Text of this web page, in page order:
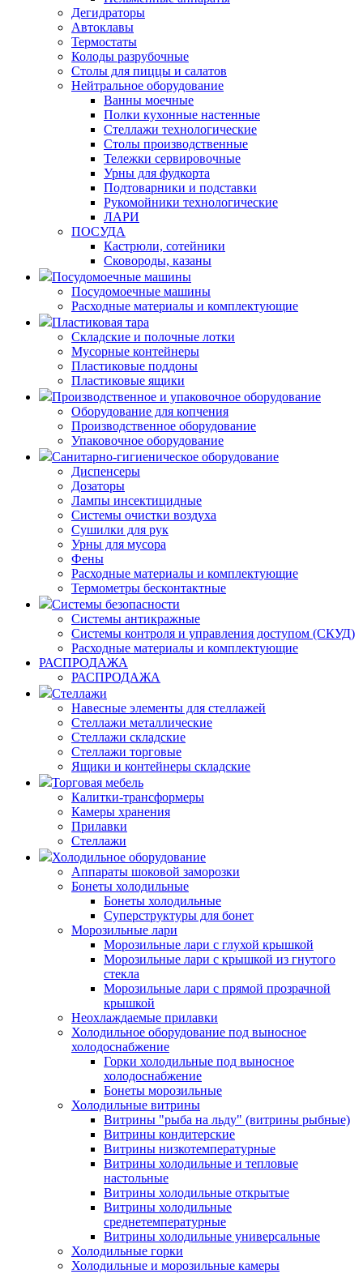
Дегидраторы
Автоклавы
Термостаты
Колоды разрубочные
Столы для пиццы и салатов
Нейтральное оборудование
Ванны моечные
Полки кухонные настенные
Стеллажи технологические
Столы производственные
Тележки сервировочные
Урны для фудкорта
Подтоварники и подставки
Рукомойники технологические
ЛАРИ
ПОСУДА
Кастрюли, сотейники
Сковороды, казаны
Посудомоечные машины
Посудомоечные машины
Расходные материалы и комплектующие
Пластиковая тара
Складские и полочные лотки
Мусорные контейнеры
Пластиковые поддоны
Пластиковые ящики
Производственное и упаковочное оборудование
Оборудование для копчения
Производственное оборудование
Упаковочное оборудование
Санитарно-гигиеническое оборудование
Диспенсеры
Дозаторы
Лампы инсектицидные
Системы очистки воздуха
Сушилки для рук
Урны для мусора
Фены
Расходные материалы и комплектующие
Термометры бесконтактные
Системы безопасности
Системы антикражные
Системы контроля и управления доступом (СКУД)
Расходные материалы и комплектующие
РАСПРОДАЖА
РАСПРОДАЖА
Стеллажи
Навесные элементы для стеллажей
Стеллажи металлические
Стеллажи складские
Стеллажи торговые
Ящики и контейнеры складские
Торговая мебель
Калитки-трансформеры
Камеры хранения
Прилавки
Стеллажи
Холодильное оборудование
Аппараты шоковой заморозки
Бонеты холодильные
Бонеты холодильные
Суперструктуры для бонет
Морозильные лари
Морозильные лари с глухой крышкой
Морозильные лари с крышкой из гнутого
стекла
Морозильные лари с прямой прозрачной
крышкой
Неохлаждаемые прилавки
Холодильное оборудование под выносное
холодоснабжение
Горки холодильные под выносное
холодоснабжение
Бонеты морозильные
Холодильные витрины
Витрины "рыба на льду" (витрины рыбные)
Витрины кондитерские
Витрины низкотемпературные
Витрины холодильные и тепловые
настольные
Витрины холодильные открытые
Витрины холодильные
среднетемпературные
Витрины холодильные универсальные
Холодильные горки
Холодильные и морозильные камеры